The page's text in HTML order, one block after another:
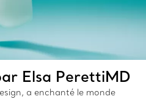
Elsa PerettiMD
a enchanté le monde